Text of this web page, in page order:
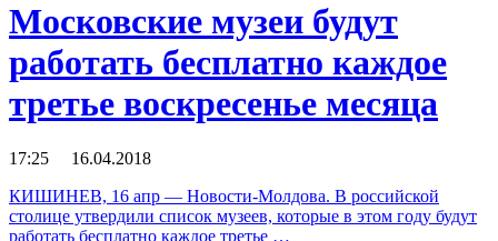
Московские музеи будут
работать бесплатно каждое
третье воскресенье месяца
17:25 16.04.2018
КИШИНЕВ, 16 апр — Новости-Молдова. В российской
столице утвердили список музеев, которые в этом году будут
работать бесплатно каждое третье …